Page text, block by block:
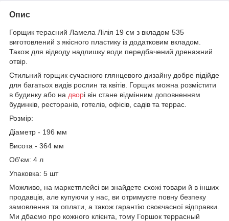
Опис
Горщик терасний Ламела Лілія 19 см з вкладом 535
виготовлений з якісного пластику із додатковим вкладом.
Також для відводу надлишку води передбачений дренажний
отвір.
Стильний горщик сучасного глянцевого дизайну добре підійде
для багатьох видів рослин та квітів. Горщик можна розмістити
в будинку або на дворі він стане відмінним доповненням
будинків, ресторанів, готелів, офісів, садів та террас.
Розмір:
Діаметр - 196 мм
Висота - 364 мм
Об'єм: 4 л
Упаковка: 5 шт
Можливо, на маркетплейсі ви знайдете схожі товари й в інших
продавців, але купуючи у нас, ви отримуєте повну безпеку
замовлення та оплати, а також гарантію своєчасної відправки.
Ми дбаємо про кожного клієнта, тому Горшок террасный